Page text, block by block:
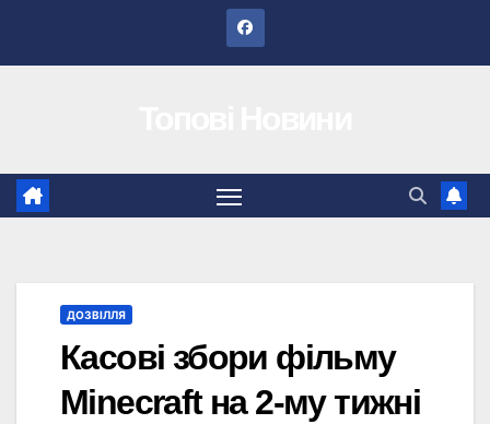
ДОЗВІЛЛЯ
Касові збори фільму
Minecraft на 2-му тижні